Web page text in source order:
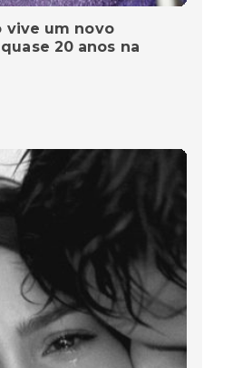
vive um novo
20 anos na